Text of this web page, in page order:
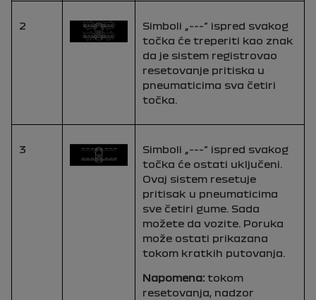
2
Simboli „---” ispred svakog
točka će treperiti kao znak
da je sistem registrovao
resetovanje pritiska u
pneumaticima sva četiri
točka.
3
Simboli „---” ispred svakog
točka će ostati uključeni.
Ovaj sistem resetuje
pritisak u pneumaticima
sve četiri gume. Sada
možete da vozite. Poruka
može ostati prikazana
tokom kratkih putovanja.
Napomena: tokom
resetovanja, nadzor